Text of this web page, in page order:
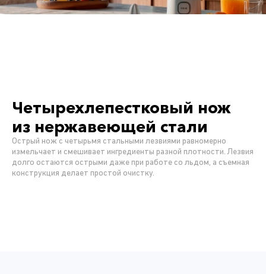
Четырехлепестковый нож
из нержавеющей стали
Острый нож с четырьмя стальными лезвиями равномерно
измельчает и смешивает ингредиенты разной плотности. Лезвия
долго остаются острыми даже при работе со льдом, а съемная
конструкция делает простой очистку.